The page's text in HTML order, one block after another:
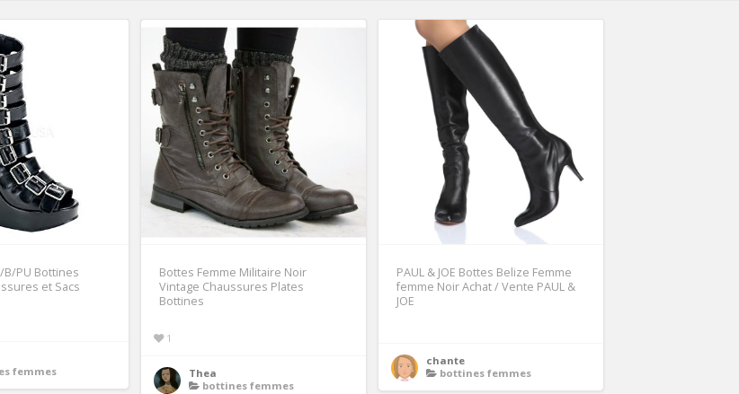
B/PU Bottines
et Sacs
femmes
Bottes Femme Militaire Noir
Vintage Chaussures Plates
Bottines
1
Thea
bottines femmes
PAUL & JOE Bottes Belize Femme
femme Noir Achat / Vente PAUL &
JOE
chante
bottines femmes